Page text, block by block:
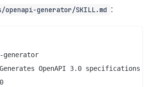
generator/SKILL.md :
generator
OpenAPI 3.0 specifications